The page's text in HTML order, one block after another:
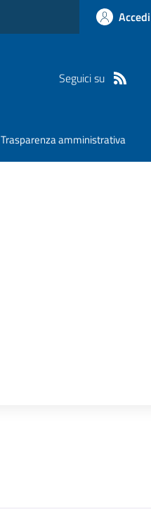
Seguici su
Trasparenza amministrativa